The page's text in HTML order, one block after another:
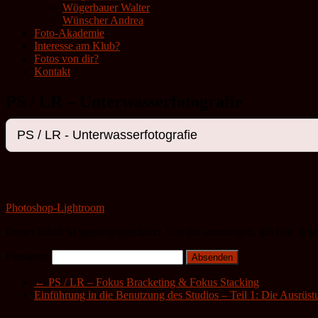
Wögerbauer Walter
Wünscher Andrea
Foto-Akademie
Interesse am Klub?
Fotos von dir?
Kontakt
Photoshop-Lightroom
← PS / LR – Fokus Bracketing & Fokus Stacking
Einführung in die Benutzung des Studios – Teil 1: Die